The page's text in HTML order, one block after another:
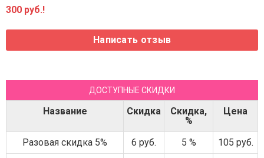
300 руб.!
ДОСТУПНЫЕ СКИДКИ
Название Скидка
Скидка,
%
Цена
Разовая скидка 5% 6 руб. 5 %
105 руб.